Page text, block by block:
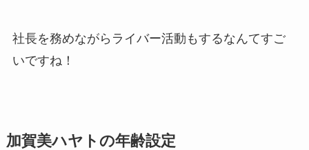
社長を務めながらライバー活動もするなんてすご
いですね！
加賀美ハヤトの年齢設定